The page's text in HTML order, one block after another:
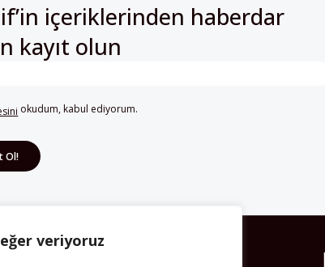
veriyoruz
içeriklerinden haberdar
kayıt olun
okudum, kabul ediyorum.